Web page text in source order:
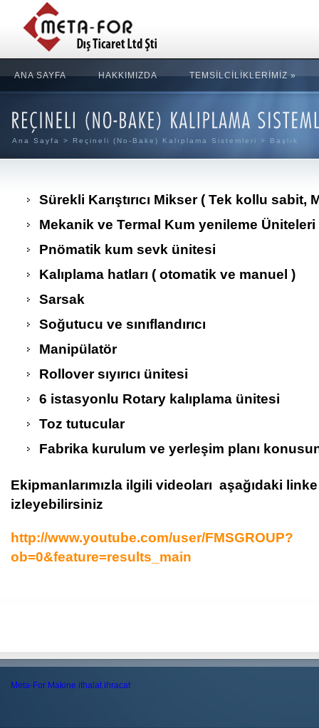
ANA SAYFA HAKKIMIZDA TEMSİLCİLİKLERİMİZ»
Ana Sayfa > Reçineli (No-Bake) Kalıplama Sistemleri > Başlık
Sürekli Karıştırıcı Mikser ( Tek kollu sabit,
Mekanik ve Termal Kum yenileme Üniteleri
Pnömatik kum sevk ünitesi
Kalıplama hatları ( otomatik ve manuel )
Sarsak
Soğutucu ve sınıflandırıcı
Manipülatör
Rollover sıyırıcı ünitesi
6 istasyonlu Rotary kalıplama ünitesi
Toz tutucular
Fabrika kurulum ve yerleşim planı
Ekipmanlarımızla ilgili videoları aşağıdaki
izleyebilirsiniz
http://www.youtube.com/user/FMSGROUP?
ob=0&feature=results_main
Meta-For Makine ithalat ihracat